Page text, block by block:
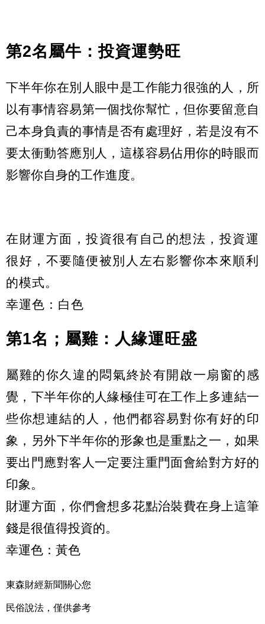
第2名屬牛：投資運勢旺
下半年你在別人眼中是工作能力很強的人，所
以有事情容易第一個找你幫忙，但你要留意自
己本身負責的事情是否有處理好，若是沒有不
要太衝動答應別人，這樣容易佔用你的時眼而
影響你自身的工作進度。
在財運方面，投資很有自己的想法，投資運
很好，不要隨便被別人左右影響你本來順利
的模式。
幸運色：白色
第1名；屬雞：人緣運旺盛
屬雞的你久違的悶氣終於有開啟一扇窗的感
覺，下半年你的人緣極佳可在工作上多連結一
些你想連結的人，他們都容易對你有好的印
象，另外下半年你的形象也是重點之一，如果
要出門應對客人一定要注重門面會給對方好的
印象。
財運方面，你們會想多花點治裝費在身上這筆
錢是很值得投資的。
幸運色：黃色
東森財經新聞關心您
民俗說法，僅供參考